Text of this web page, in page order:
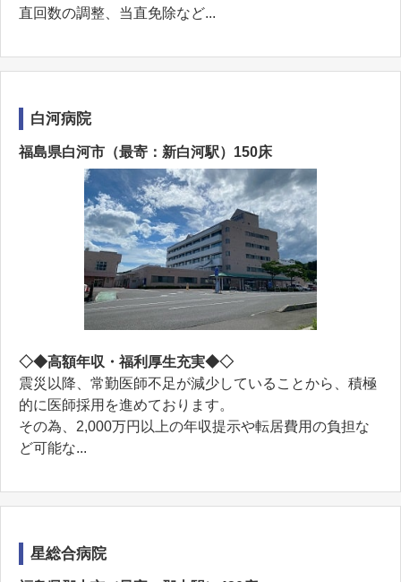
直回数の調整、当直免除など...
白河病院
福島県白河市（最寄：新白河駅）150床
◇◆高額年収・福利厚生充実◆◇
震災以降、常勤医師不足が減少していることから、積極
的に医師採用を進めております。
その為、2,000万円以上の年収提示や転居費用の負担な
ど可能な...
星総合病院